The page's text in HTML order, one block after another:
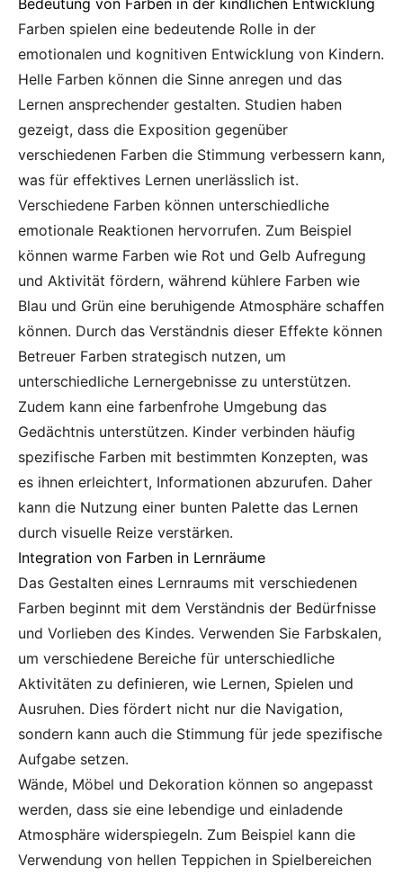
Bedeutung von Farben in der kindlichen Entwicklung
Farben spielen eine bedeutende Rolle in der
emotionalen und kognitiven Entwicklung von Kindern.
Helle Farben können die Sinne anregen und das
Lernen ansprechender gestalten. Studien haben
gezeigt, dass die Exposition gegenüber
verschiedenen Farben die Stimmung verbessern kann,
was für effektives Lernen unerlässlich ist.
Verschiedene Farben können unterschiedliche
emotionale Reaktionen hervorrufen. Zum Beispiel
können warme Farben wie Rot und Gelb Aufregung
und Aktivität fördern, während kühlere Farben wie
Blau und Grün eine beruhigende Atmosphäre schaffen
können. Durch das Verständnis dieser Effekte können
Betreuer Farben strategisch nutzen, um
unterschiedliche Lernergebnisse zu unterstützen.
Zudem kann eine farbenfrohe Umgebung das
Gedächtnis unterstützen. Kinder verbinden häufig
spezifische Farben mit bestimmten Konzepten, was
es ihnen erleichtert, Informationen abzurufen. Daher
kann die Nutzung einer bunten Palette das Lernen
durch visuelle Reize verstärken.
Integration von Farben in Lernräume
Das Gestalten eines Lernraums mit verschiedenen
Farben beginnt mit dem Verständnis der Bedürfnisse
und Vorlieben des Kindes. Verwenden Sie Farbskalen,
um verschiedene Bereiche für unterschiedliche
Aktivitäten zu definieren, wie Lernen, Spielen und
Ausruhen. Dies fördert nicht nur die Navigation,
sondern kann auch die Stimmung für jede spezifische
Aufgabe setzen.
Wände, Möbel und Dekoration können so angepasst
werden, dass sie eine lebendige und einladende
Atmosphäre widerspiegeln. Zum Beispiel kann die
Verwendung von hellen Teppichen in Spielbereichen